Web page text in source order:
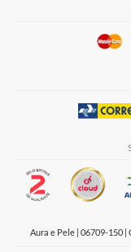
Aura e Pele | 06709-150 |